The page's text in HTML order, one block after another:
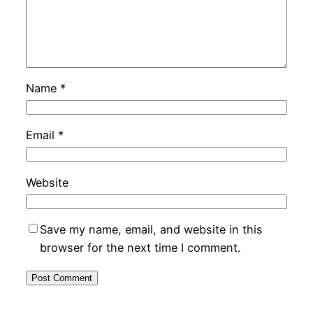
Name *
Email *
Website
Save my name, email, and website in this
browser for the next time I comment.